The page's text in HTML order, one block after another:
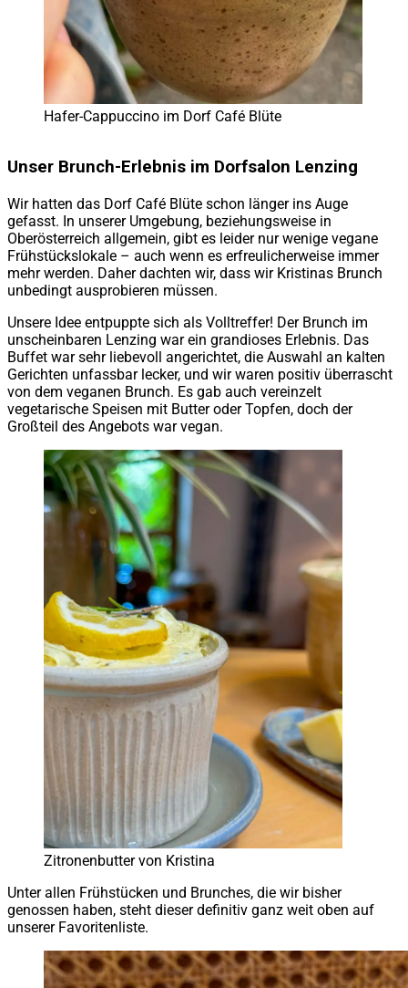
Hafer-Cappuccino im Dorf Café Blüte
Unser Brunch-Erlebnis im Dorfsalon Lenzing
Wir hatten das Dorf Café Blüte schon länger ins Auge
gefasst. In unserer Umgebung, beziehungsweise in
Oberösterreich allgemein, gibt es leider nur wenige vegane
Frühstückslokale – auch wenn es erfreulicherweise immer
mehr werden. Daher dachten wir, dass wir Kristinas Brunch
unbedingt ausprobieren müssen.
Unsere Idee entpuppte sich als Volltreffer! Der Brunch im
unscheinbaren Lenzing war ein grandioses Erlebnis. Das
Buffet war sehr liebevoll angerichtet, die Auswahl an kalten
Gerichten unfassbar lecker, und wir waren positiv überrascht
von dem veganen Brunch. Es gab auch vereinzelt
vegetarische Speisen mit Butter oder Topfen, doch der
Großteil des Angebots war vegan.
Zitronenbutter von Kristina
Unter allen Frühstücken und Brunches, die wir bisher
genossen haben, steht dieser definitiv ganz weit oben auf
unserer Favoritenliste.